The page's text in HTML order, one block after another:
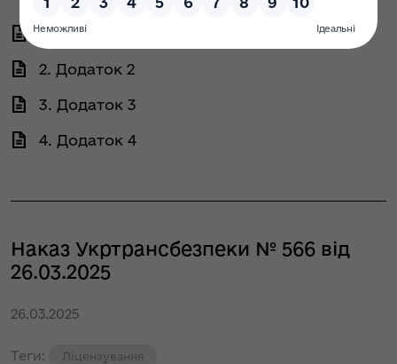
1. Додаток 1
2. Додаток 2
3. Додаток 3
4. Додаток 4
Наказ Укртрансбезпеки № 566 від
26.03.2025
26.03.2025
Теги: Ліцензування